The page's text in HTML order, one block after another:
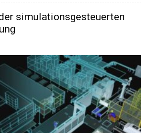
simulationsgesteuerten